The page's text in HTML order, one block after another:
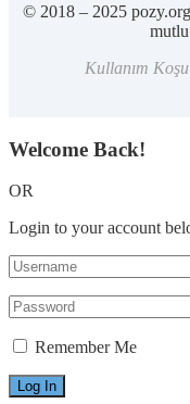
© 2018 – 2025
Kullanım
Welcome Back!
OR
Login to your account
Remember Me